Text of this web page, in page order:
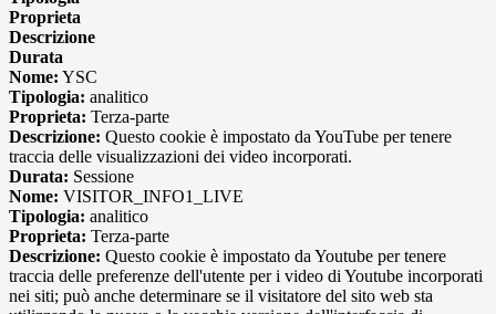
Proprieta
Descrizione
Durata
Nome: YSC
Tipologia: analitico
Proprieta: Terza-parte
Descrizione: Questo cookie è impostato da YouTube per tenere
traccia delle visualizzazioni dei video incorporati.
Durata: Sessione
Nome: VISITOR_INFO1_LIVE
Tipologia: analitico
Proprieta: Terza-parte
Descrizione: Questo cookie è impostato da Youtube per tenere
traccia delle preferenze dell'utente per i video di Youtube incorporati
nei siti; può anche determinare se il visitatore del sito web sta